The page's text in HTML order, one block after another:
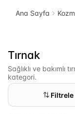
Ana Sayfa
Tırnak
Sağlıklı ve bakımlı
kategori.
Filtrele